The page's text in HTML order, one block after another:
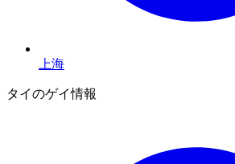
上海
タイのゲイ情報